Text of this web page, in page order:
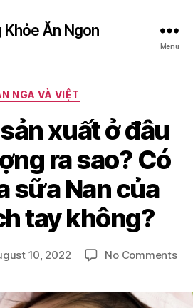
Khỏe Ăn Ngon
Menu
Categories
NGA VÀ VIỆT
xuất ở đâu
ra sao? Có
sữa Nan của
tay không?
10, 2022 No Commentson